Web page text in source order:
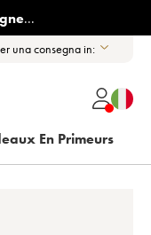
...
una consegna in:
En Primeurs